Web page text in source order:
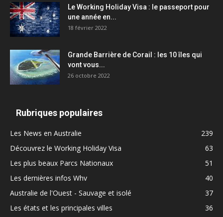
Le Working Holiday Visa : le passeport pour
une année en...
18 février 2022
Grande Barrière de Corail : les 10 îles qui
vont vous...
26 octobre 2022
Rubriques populaires
Les News en Australie
239
Découvrez le Working Holiday Visa
63
Les plus beaux Parcs Nationaux
51
Les dernières infos Whv
40
Australie de l'Ouest - Sauvage et isolé
37
Les états et les principales villes
36